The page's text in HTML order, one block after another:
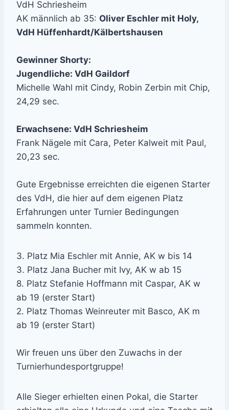
VdH Schriesheim
AK männlich ab 35: Oliver Eschler mit Holy,
VdH Hüffenhardt/Kälbertshausen
Gewinner Shorty:
Jugendliche: VdH Gaildorf
Michelle Wahl mit Cindy, Robin Zerbin mit Chip,
24,29 sec.
Erwachsene: VdH Schriesheim
Frank Nägele mit Cara, Peter Kalweit mit Paul,
20,23 sec.
Gute Ergebnisse erreichten die eigenen Starter
des VdH, die hier auf dem eigenen Platz
Erfahrungen unter Turnier Bedingungen
sammeln konnten.
3. Platz Mia Eschler mit Annie, AK w bis 14
3. Platz Jana Bucher mit Ivy, AK w ab 15
8. Platz Stefanie Hoffmann mit Caspar, AK w
ab 19 (erster Start)
2. Platz Thomas Weinreuter mit Basco, AK m
ab 19 (erster Start)
Wir freuen uns über den Zuwachs in der
Turnierhundesportgruppe!
Alle Sieger erhielten einen Pokal, die Starter